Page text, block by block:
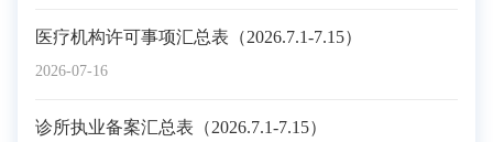
2026-07-16
医疗机构许可事项汇总表（2026.7.1-7.15）
诊所执业备案汇总表（2026.7.1-7.15）